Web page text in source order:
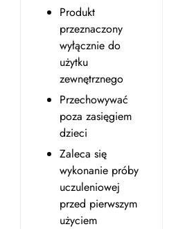
Produkt
przeznaczony
wyłącznie do
użytku
zewnętrznego
Przechowywać
poza zasięgiem
dzieci
Zaleca się
wykonanie próby
uczuleniowej
przed pierwszym
użyciem